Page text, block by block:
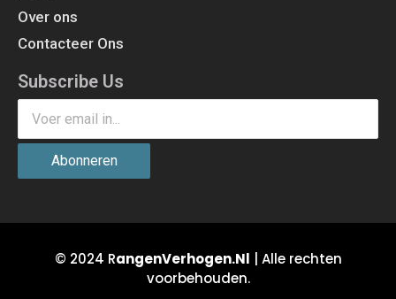
Over ons
Contacteer Ons
Subscribe Us
Abonneren
© 2024 RangenVerhogen.Nl | Alle rechten
voorbehouden.